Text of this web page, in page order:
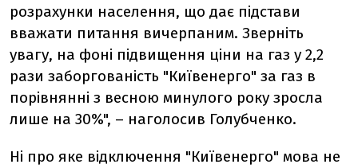
розрахунки населення, що дає підстави
вважати питання вичерпаним. Зверніть
увагу, на фоні підвищення ціни на газ у 2,2
рази заборгованість "Київенерго" за газ в
порівнянні з весною минулого року зросла
лише на 30%", – наголосив Голубченко.
Ні про яке відключення "Київенерго" мова не